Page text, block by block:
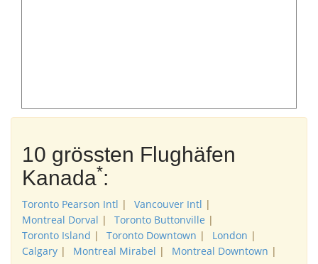
10 grössten Flughäfen
Kanada*:
Toronto Pearson Intl | Vancouver Intl |
Montreal Dorval | Toronto Buttonville |
Toronto Island | Toronto Downtown | London |
Calgary | Montreal Mirabel | Montreal Downtown |